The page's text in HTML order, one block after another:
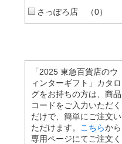
さっぽろ店 （0）
「2025 東急百貨店のウ
ィンターギフト」カタロ
グをお持ちの方は、商品
コードをご入力いただく
だけで、簡単にご注文い
ただけます。
こちらから
専用ページにてご注文く